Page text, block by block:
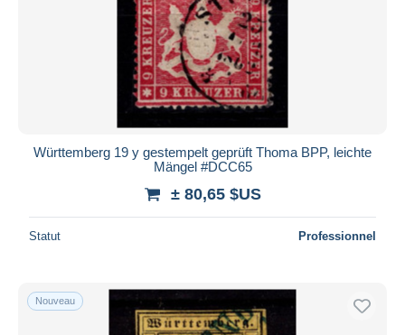
Württemberg 19 y gestempelt geprüft Thoma BPP, leichte
Mängel #DCC65
± 80,65 $US
Statut Professionnel
Nouveau